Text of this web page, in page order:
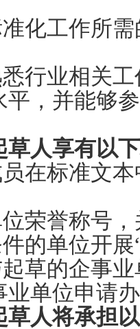
化工作所
行业相关
，并能够
草人享有以
在标准文
荣誉称号
的单位开
草的企事
业单位申请
草人将承担